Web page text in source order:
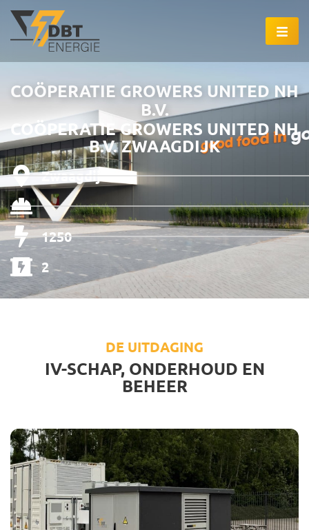
COÖPERATIE GROWERS UNITED NH
B.V.
COÖPERATIE GROWERS UNITED NH
B.V. ZWAAGDIJK
Zwaagdijk
1250
2
DE UITDAGING
IV-SCHAP, ONDERHOUD EN
BEHEER